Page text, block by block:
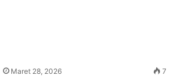
Maret 28, 2026 7